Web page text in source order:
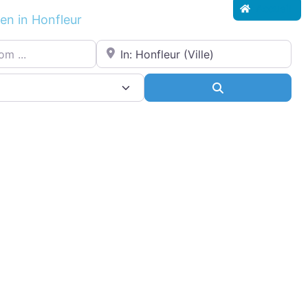
in Honfleur
Proche de...